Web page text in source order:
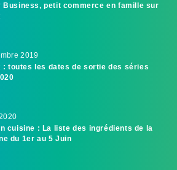
Business, petit commerce en famille sur
2019
: toutes les dates de sortie des séries
cuisine : La liste des ingrédients de la
du 1er au 5 Juin